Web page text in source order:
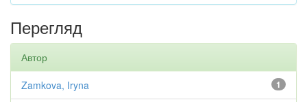
Перегляд
Автор
1
Zamkova, Iryna